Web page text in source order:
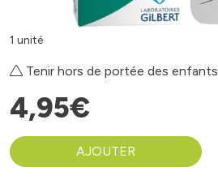
1 unité
Tenir hors de portée des enfants
4,95€
AJOUTER